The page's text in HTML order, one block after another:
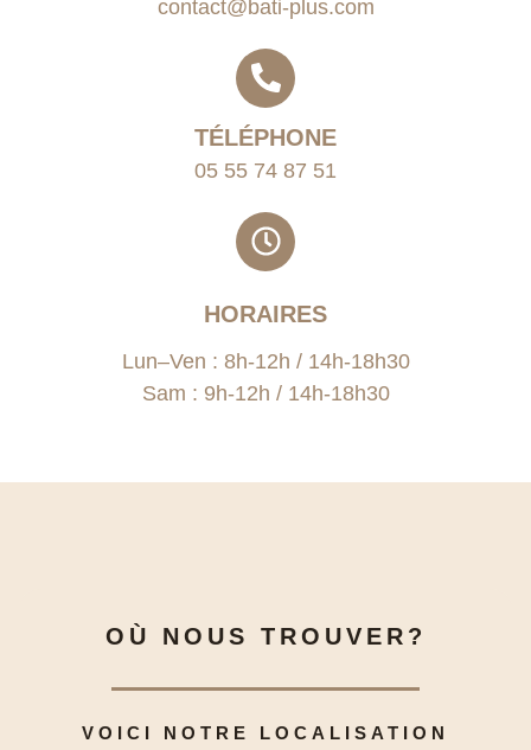
contact@bati-plus.com
TÉLÉPHONE
05 55 74 87 51
HORAIRES
Lun–Ven : 8h-12h / 14h-18h30
Sam : 9h-12h / 14h-18h30
OÙ NOUS TROUVER?
VOICI NOTRE LOCALISATION